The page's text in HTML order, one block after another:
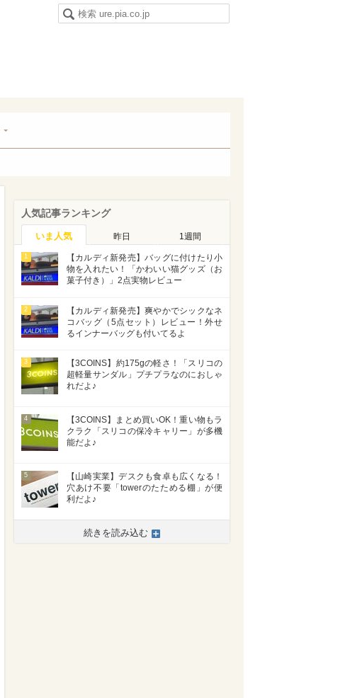
人気記事ランキング
いま人気 昨日 1週間
1
【カルディ新発売】バッグに付けたり小
物を入れたい！「かわいい猫グッズ（お
菓子付き）」2点実物レビュー
2
【カルディ新発売】爽やかでシックなネ
コバッグ（5点セット）レビュー！外せ
るインナーバッグも付いてるよ
3
【3COINS】約175gの軽さ！「スリコの
超軽量サンダル」プチプラなのにおしゃ
れだよ♪
4
【3COINS】まとめ買いOK！重い物もラ
クラク「スリコの保冷キャリー」が多機
能だよ♪
5
【山崎実業】デスクも食卓も広くなる！
穴あけ不要「towerのたためる棚」が便
利だよ♪
続きを読み込む